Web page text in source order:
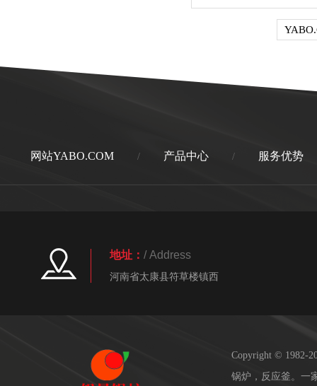
网站YABO.COM / 产品中心 / 服务优势
地址： / Address
河南省太康县符草楼镇西
Copyright © 1982-
锅炉，反应釜。一